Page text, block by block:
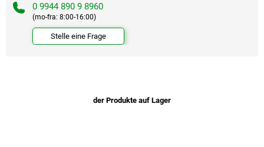
0 9944 890 9 8960
(mo-fra: 8:00-16:00)
Stelle eine Frage
der Produkte auf Lager